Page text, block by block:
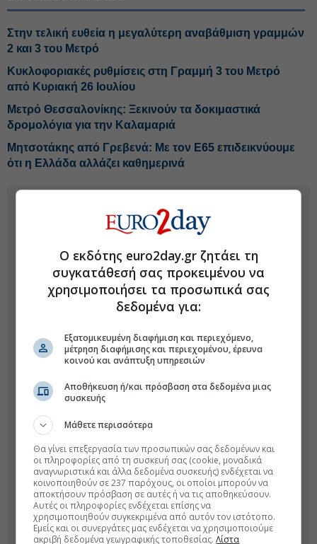
Στην τελική ευθεία η μεγαλύτερη αναβάθμιση γραμμών
2 και 3 του Μετρό
Κυκλοφοριακές ρυθμίσεις στη Γραμμή 3 του Μετρό
από Κυριακή 26 Ιουλίου
Μετρό Θεσσαλονίκης: Ξεκινούν τα δοκιμαστικά
δρομολόγια για την Καλαμαριά
Μητσοτάκης από Γρεβενά: Με τον Ε65 επιδεικνύουμε
ότι η Ελλάδα αλλάζει καθημερινά
Ο εκδότης euro2day.gr ζητάει τη
συγκατάθεσή σας προκειμένου να
χρησιμοποιήσει τα προσωπικά σας
δεδομένα για:
Εξατομικευμένη διαφήμιση και περιεχόμενο,
μέτρηση διαφήμισης και περιεχομένου, έρευνα
κοινού και ανάπτυξη υπηρεσιών
Αποθήκευση ή/και πρόσβαση στα δεδομένα μιας
συσκευής
Μάθετε περισσότερα
Θα γίνει επεξεργασία των προσωπικών σας δεδομένων και
οι πληροφορίες από τη συσκευή σας (cookie, μοναδικά
αναγνωριστικά και άλλα δεδομένα συσκευής) ενδέχεται να
κοινοποιηθούν σε 237 παρόχους, οι οποίοι μπορούν να
αποκτήσουν πρόσβαση σε αυτές ή να τις αποθηκεύσουν.
Αυτές οι πληροφορίες ενδέχεται επίσης να
χρησιμοποιηθούν συγκεκριμένα από αυτόν τον ιστότοπο.
Εμείς και οι συνεργάτες μας ενδέχεται να χρησιμοποιούμε
ακριβή δεδομένα γεωγραφικής τοποθεσίας.Λίστα